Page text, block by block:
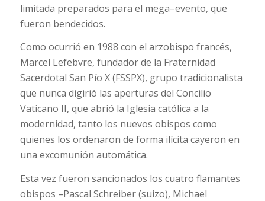
limitada preparados para el mega–evento, que
fueron bendecidos.
Como ocurrió en 1988 con el arzobispo francés,
Marcel Lefebvre, fundador de la Fraternidad
Sacerdotal San Pío X (FSSPX), grupo tradicionalista
que nunca digirió las aperturas del Concilio
Vaticano II, que abrió la Iglesia católica a la
modernidad, tanto los nuevos obispos como
quienes los ordenaron de forma ilícita cayeron en
una excomunión automática.
Esta vez fueron sancionados los cuatro flamantes
obispos –Pascal Schreiber (suizo), Michael